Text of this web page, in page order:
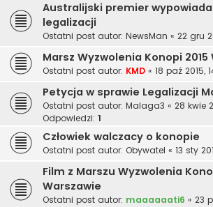
Australijski premier
legalizacji
Ostatni post autor: NewsMan « 22 gru
Marsz Wyzwolenia Konopi 2015
Ostatni post autor: KMD « 18 paź 2015,
Petycja w sprawie Legalizacji
Ostatni post autor: Malaga3 « 28 kwie
Odpowiedzi: 1
Człowiek walczacy o konopie
Ostatni post autor: Obywatel « 13 sty
Film z Marszu Wyzwolenia
Warszawie
Ostatni post autor: maaaaaati6 « 23